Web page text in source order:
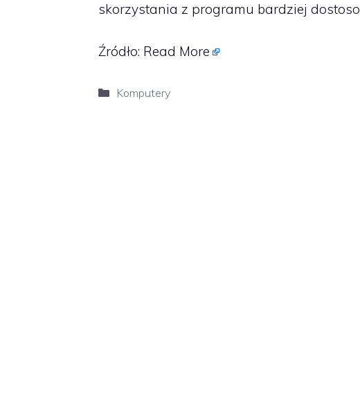
skorzystania z programu bardziej
Źródło: Read More
Kategorie
Komputery